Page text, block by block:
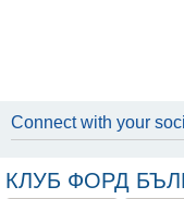
Connect with your
КЛУБ ФОРД